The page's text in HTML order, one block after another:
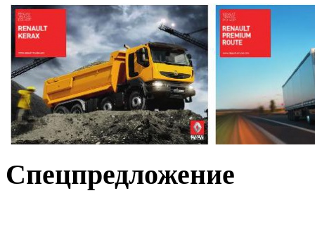
Спецпредложение